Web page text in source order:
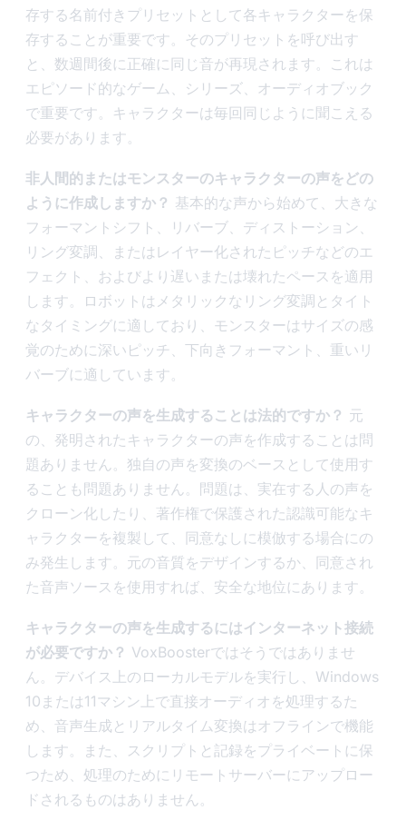
存する名前付きプリセットとして各キャラクターを保
存することが重要です。そのプリセットを呼び出す
と、数週間後に正確に同じ音が再現されます。これは
エピソード的なゲーム、シリーズ、オーディオブック
で重要です。キャラクターは毎回同じように聞こえる
必要があります。
非人間的またはモンスターのキャラクターの声をどの
ように作成しますか？ 基本的な声から始めて、大きな
フォーマントシフト、リバーブ、ディストーション、
リング変調、またはレイヤー化されたピッチなどのエ
フェクト、およびより遅いまたは壊れたペースを適用
します。ロボットはメタリックなリング変調とタイト
なタイミングに適しており、モンスターはサイズの感
覚のために深いピッチ、下向きフォーマント、重いリ
バーブに適しています。
キャラクターの声を生成することは法的ですか？ 元
の、発明されたキャラクターの声を作成することは問
題ありません。独自の声を変換のベースとして使用す
ることも問題ありません。問題は、実在する人の声を
クローン化したり、著作権で保護された認識可能なキ
ャラクターを複製して、同意なしに模倣する場合にの
み発生します。元の音質をデザインするか、同意され
た音声ソースを使用すれば、安全な地位にあります。
キャラクターの声を生成するにはインターネット接続
が必要ですか？ VoxBoosterではそうではありませ
ん。デバイス上のローカルモデルを実行し、Windows
10または11マシン上で直接オーディオを処理するた
め、音声生成とリアルタイム変換はオフラインで機能
します。また、スクリプトと記録をプライベートに保
つため、処理のためにリモートサーバーにアップロー
ドされるものはありません。